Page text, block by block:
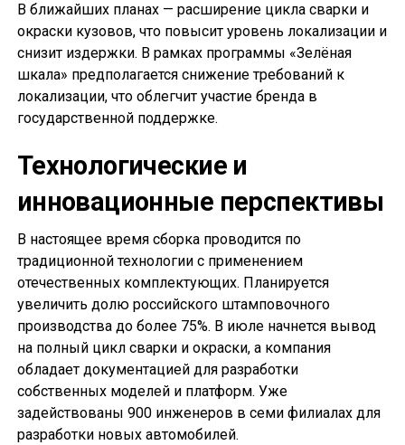
В ближайших планах — расширение цикла сварки и
окраски кузовов, что повысит уровень локализации и
снизит издержки. В рамках программы «Зелёная
шкала» предполагается снижение требований к
локализации, что облегчит участие бренда в
государственной поддержке.
Технологические и
инновационные перспективы
В настоящее время сборка проводится по
традиционной технологии с применением
отечественных комплектующих. Планируется
увеличить долю российского штамповочного
производства до более 75%. В июле начнется вывод
на полный цикл сварки и окраски, а компания
обладает документацией для разработки
собственных моделей и платформ. Уже
задействованы 900 инженеров в семи филиалах для
разработки новых автомобилей.